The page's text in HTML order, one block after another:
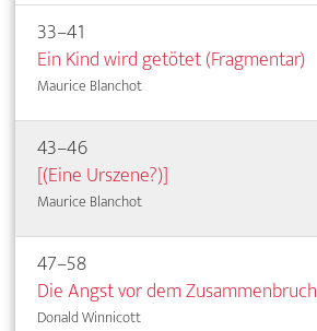
33–41
Ein Kind wird getötet (Fragmentar)
Maurice Blanchot
43–46
[(Eine Urszene?)]
Maurice Blanchot
47–58
Die Angst vor dem Zusammenbruch
Donald Winnicott